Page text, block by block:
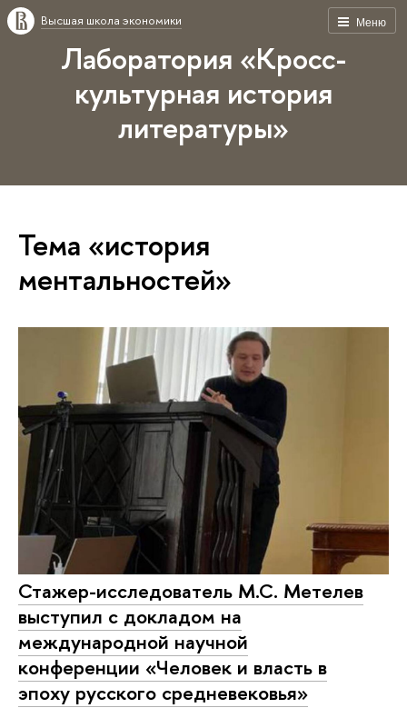
Меню
Высшая школа экономики
Лаборатория «Кросс-
культурная история
литературы»
Тема «история
ментальностей»
Стажер-исследователь М.С. Метелев
выступил с докладом на
международной научной
конференции «Человек и власть в
эпоху русского средневековья»